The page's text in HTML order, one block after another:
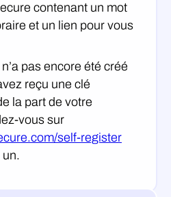
contenant un mot
et un lien pour vous
pas encore été créé
reçu une clé
la part de votre
vous sur
self-register
un.